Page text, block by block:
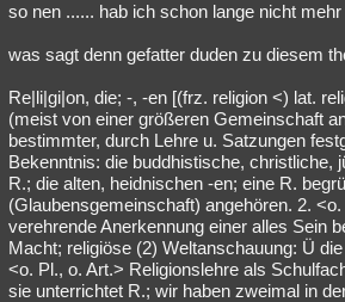
so nen ...... hab ich schon lange nicht mehr
was sagt denn gefatter duden zu diesem
Re|li|gi|on, die; -, -en [(frz. religion <) lat.
(meist von einer größeren Gemeinschaft
bestimmter, durch Lehre u. Satzungen
Bekenntnis: die buddhistische, christliche,
R.; die alten, heidnischen -en; eine R.
(Glaubensgemeinschaft) angehören. 2.
verehrende Anerkennung einer alles Sein
Macht; religiöse (2) Weltanschauung: Ü
<o. Pl., o. Art.> Religionslehre als
sie unterrichtet R.; wir haben zweimal in